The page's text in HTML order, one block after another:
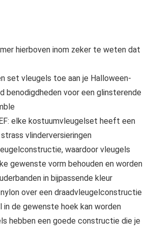
hierboven inom zeker te weten dat
set vleugels toe aan je Halloween-
benodigdheden voor een glinsterende
elke kostuumvleugelset heeft een
vlinderversieringen
waardoor vleugels
gewenste vorm behouden en worden
in bijpassende kleur
over een draadvleugelconstructie
in de gewenste hoek kan worden
hebben een goede constructie die je